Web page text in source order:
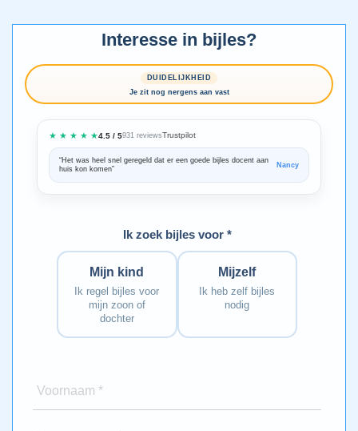
Interesse in bijles?
DUIDELIJKHEID
Je zit nog nergens aan vast
★ ★ ★ ★ ★4.5 / 5931 reviewsTrustpilot
“Het was heel snel geregeld dat er een goede bijles docent aan
huis kon komen”
Nancy
Ik zoek bijles voor *
Mijn kind
Ik regel bijles voor
mijn zoon of
dochter
Mijzelf
Ik heb zelf bijles
nodig
Voornaam *